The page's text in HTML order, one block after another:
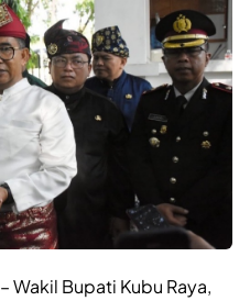
– Wakil Bupati Kubu Raya,